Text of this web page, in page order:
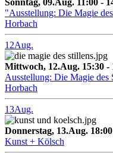
"Ausstellung: Die Magie
Horbach
12Aug.
Mittwoch, 12.Aug. 15:30 -
Ausstellung: Die Magie des
Horbach
13Aug.
Donnerstag, 13.Aug.
Kunst + Kölsch